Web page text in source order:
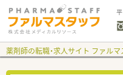
薬剤師の転職・求人サイト ファル